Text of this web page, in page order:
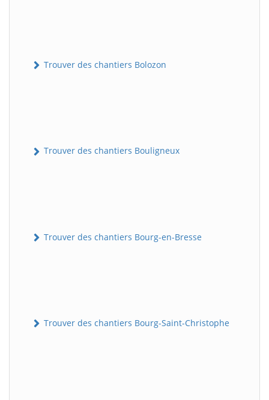
Trouver des chantiers Bolozon
Trouver des chantiers Bouligneux
Trouver des chantiers Bourg-en-Bresse
Trouver des chantiers Bourg-Saint-Christophe